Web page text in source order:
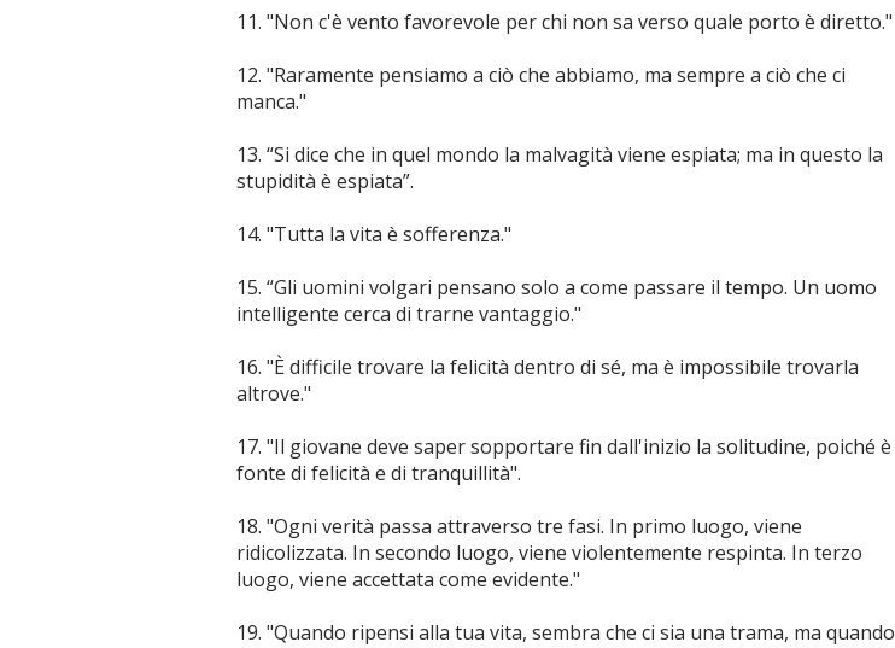
11. "Non c'è vento favorevole per chi non sa verso quale porto è diretto."
12. "Raramente pensiamo a ciò che abbiamo, ma sempre a ciò che ci
manca."
13. “Si dice che in quel mondo la malvagità viene espiata; ma in questo la
stupidità è espiata”.
14. "Tutta la vita è sofferenza."
15. “Gli uomini volgari pensano solo a come passare il tempo. Un uomo
intelligente cerca di trarne vantaggio."
16. "È difficile trovare la felicità dentro di sé, ma è impossibile trovarla
altrove."
17. "Il giovane deve saper sopportare fin dall'inizio la solitudine, poiché è
fonte di felicità e di tranquillità".
18. "Ogni verità passa attraverso tre fasi. In primo luogo, viene
ridicolizzata. In secondo luogo, viene violentemente respinta. In terzo
luogo, viene accettata come evidente."
19. "Quando ripensi alla tua vita, sembra che ci sia una trama, ma quando